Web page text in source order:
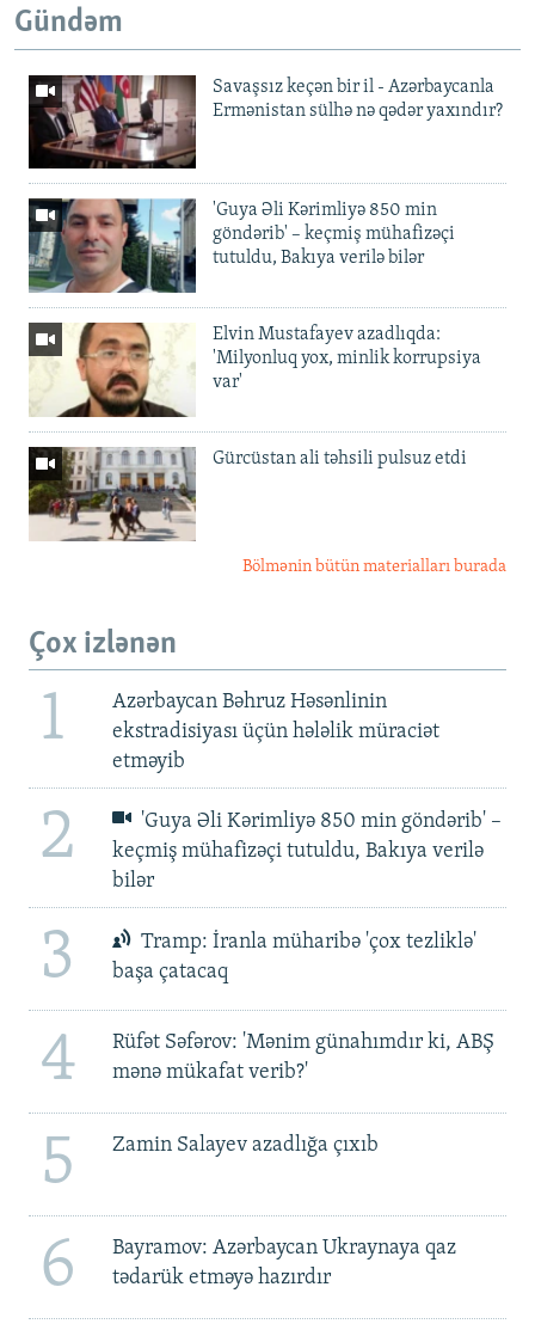
Gündəm
Savaşsız keçən bir il - Azərbaycanla
Ermənistan sülhə nə qədər yaxındır?
'Guya Əli Kərimliyə 850 min
göndərib' – keçmiş mühafizəçi
tutuldu, Bakıya verilə bilər
Elvin Mustafayev azadlıqda:
'Milyonluq yox, minlik korrupsiya
var'
Gürcüstan ali təhsili pulsuz etdi
Bölmənin bütün materialları burada
Çox izlənən
1
Azərbaycan Bəhruz Həsənlinin
ekstradisiyası üçün hələlik müraciət
etməyib
2
'Guya Əli Kərimliyə 850 min göndərib' –
keçmiş mühafizəçi tutuldu, Bakıya verilə
bilər
3
Tramp: İranla müharibə 'çox tezliklə'
başa çatacaq
4
Rüfət Səfərov: 'Mənim günahımdır ki, ABŞ
mənə mükafat verib?'
5 Zamin Salayev azadlığa çıxıb
6
Bayramov: Azərbaycan Ukraynaya qaz
tədarük etməyə hazırdır